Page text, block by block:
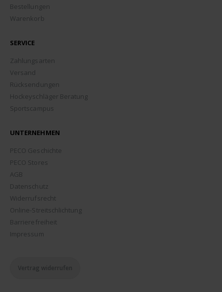
Bestellungen
Warenkorb
SERVICE
Zahlungsarten
Versand
Rücksendungen
Hockeyschläger Beratung
Sportscampus
UNTERNEHMEN
PECO Geschichte
PECO Stores
AGB
Datenschutz
Widerrufsrecht
Online-Streitschlichtung
Barrierefreiheit
Impressum
Vertrag widerrufen